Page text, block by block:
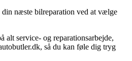
næste bilreparation ved at vælge
alt service- og reparationsarbejde,
så du kan føle dig tryg